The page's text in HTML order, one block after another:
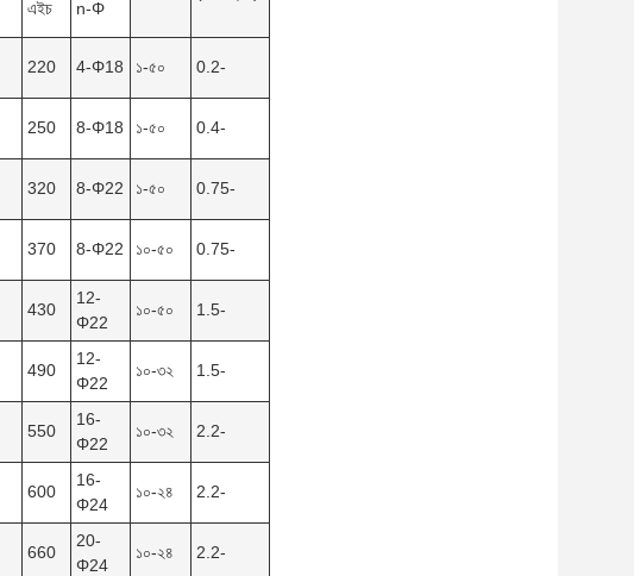
এইচ n-Φ
220 4-Φ18 ১-৫০ 0.2-
250 8-Φ18 ১-৫০ 0.4-
320 8-Φ22 ১-৫০ 0.75-
370 8-Φ22 ১০-৫০ 0.75-
430
12-
Φ22
১০-৫০ 1.5-
490
12-
Φ22
১০-৩২ 1.5-
550
16-
Φ22
১০-৩২ 2.2-
600
16-
Φ24
১০-২৪ 2.2-
660
20-
Φ24
১০-২৪ 2.2-